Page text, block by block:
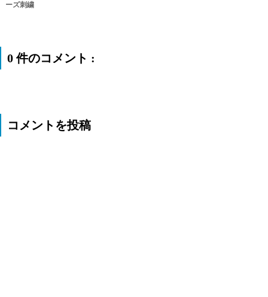
ーズ刺繍
0 件のコメント :
コメントを投稿